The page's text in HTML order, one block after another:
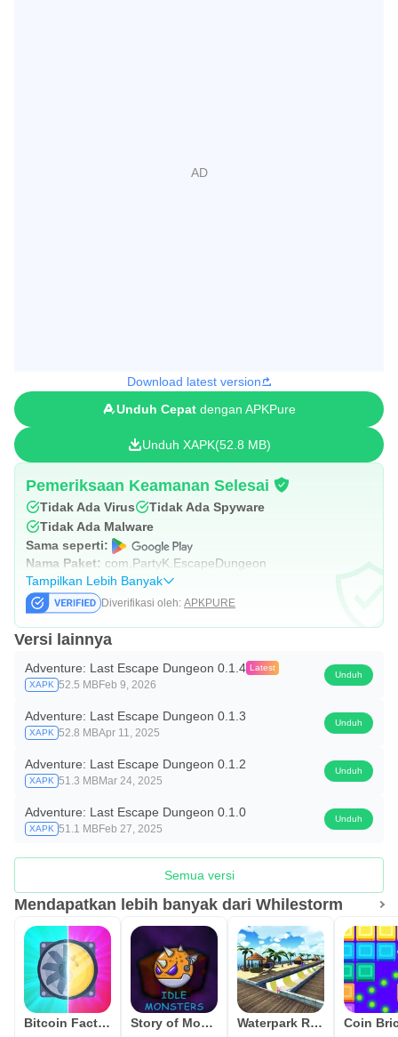
Download latest version
Unduh Cepat dengan APKPure
Unduh XAPK 52.8 MB
Pemeriksaan Keamanan Selesai
Tidak Ada Virus
Tidak Ada Spyware
Tidak Ada Malware
Sama seperti:
Nama Paket: com.PartyK.EscapeDungeon
Tampilkan Lebih Banyak
Diverifikasi oleh: APKPURE
Versi lainnya
Adventure: Last Escape Dungeon 0.1.4 Latest
XAPK 52.5 MBFeb 9, 2026
Unduh
Adventure: Last Escape Dungeon 0.1.3
XAPK 52.8 MBApr 11, 2025
Unduh
Adventure: Last Escape Dungeon 0.1.2
XAPK 51.3 MBMar 24, 2025
Unduh
Adventure: Last Escape Dungeon 0.1.0
XAPK 51.1 MBFeb 27, 2025
Unduh
Semua versi
Mendapatkan lebih banyak dari Whilestorm
Bitcoin Factory Idle Miner BTC Story of Monsters: Idle Waterpark Race